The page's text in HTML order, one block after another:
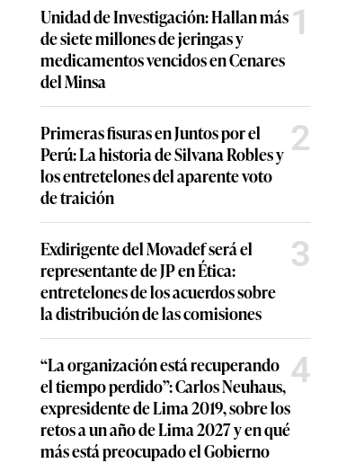
Unidad de Investigación: Hallan más
de siete millones de jeringas y
medicamentos vencidos en Cenares
del Minsa
1
Primeras fisuras en Juntos por el
Perú: La historia de Silvana Robles y
los entretelones del aparente voto
de traición
2
Exdirigente del Movadef será el
representante de JP en Ética:
entretelones de los acuerdos sobre
la distribución de las comisiones
3
“La organización está recuperando
el tiempo perdido”: Carlos Neuhaus,
expresidente de Lima 2019, sobre los
retos a un año de Lima 2027 y en qué
más está preocupado el Gobierno
4